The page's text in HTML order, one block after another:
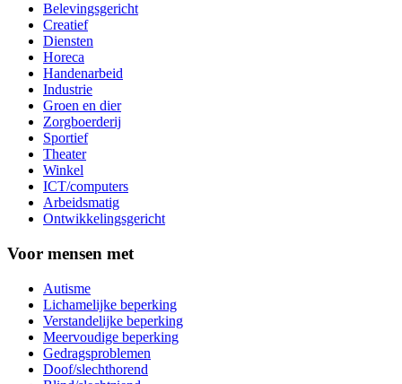
Belevingsgericht
Creatief
Diensten
Horeca
Handenarbeid
Industrie
Groen en dier
Zorgboerderij
Sportief
Theater
Winkel
ICT/computers
Arbeidsmatig
Ontwikkelingsgericht
Voor mensen met
Autisme
Lichamelijke beperking
Verstandelijke beperking
Meervoudige beperking
Gedragsproblemen
Doof/slechthorend